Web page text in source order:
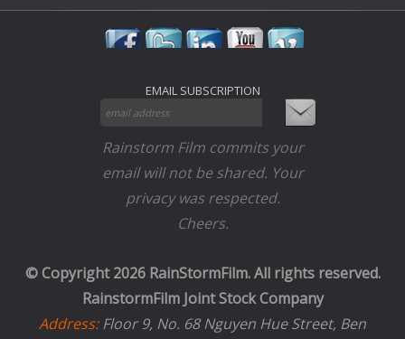
EMAIL SUBSCRIPTION
Rainstorm Film commits your
email will not be shared. Your
privacy was respected.
Cheers.
© Copyright 2026 RainStormFilm. All rights reserved.
RainstormFilm Joint Stock Company
Address:Floor 9, No. 68 Nguyen Hue Street, Ben